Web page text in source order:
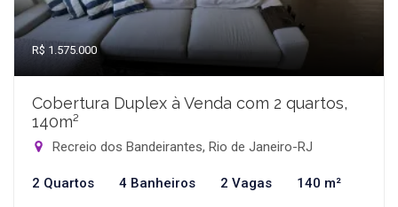
R$ 1.575.000
Cobertura Duplex à Venda com 2 quartos,
140m²
Recreio dos Bandeirantes, Rio de Janeiro-RJ
2 Quartos 4 Banheiros 2 Vagas 140 m²